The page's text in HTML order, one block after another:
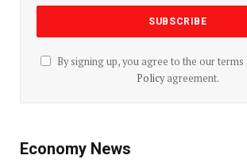
By signing up, you agree to the our terms
Policyagreement.
Economy News